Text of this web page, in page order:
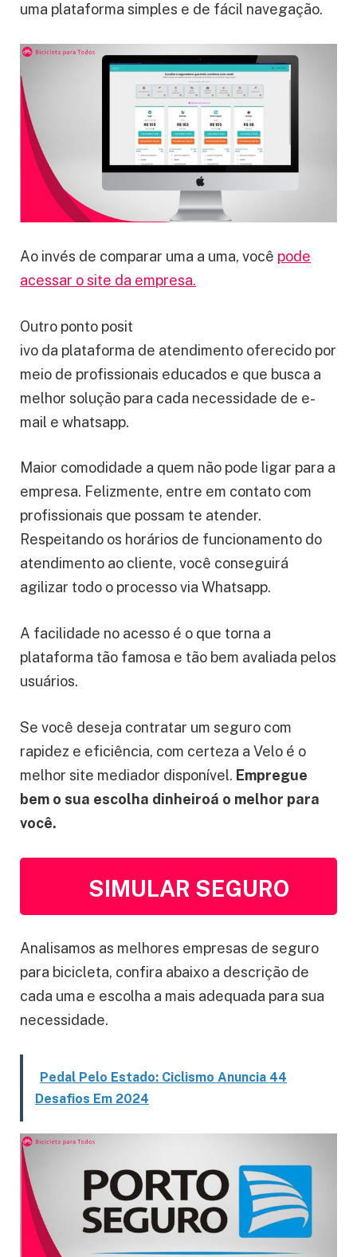
uma plataforma simples e de fácil navegação.
Ao invés de comparar uma a uma, você pode
acessar o site da empresa.
Outro ponto posit
ivo da plataforma de atendimento oferecido por
meio de profissionais educados e que busca a
melhor solução para cada necessidade de e-
mail e whatsapp.
Maior comodidade a quem não pode ligar para a
empresa. Felizmente, entre em contato com
profissionais que possam te atender.
Respeitando os horários de funcionamento do
atendimento ao cliente, você conseguirá
agilizar todo o processo via Whatsapp.
A facilidade no acesso é o que torna a
plataforma tão famosa e tão bem avaliada pelos
usuários.
Se você deseja contratar um seguro com
rapidez e eficiência, com certeza a Velo é o
melhor site mediador disponível. Empregue
bem o sua escolha dinheiroá o melhor para
você.
SIMULAR SEGURO
Analisamos as melhores empresas de seguro
para bicicleta, confira abaixo a descrição de
cada uma e escolha a mais adequada para sua
necessidade.
Pedal Pelo Estado: Ciclismo Anuncia 44
Desafios Em 2024